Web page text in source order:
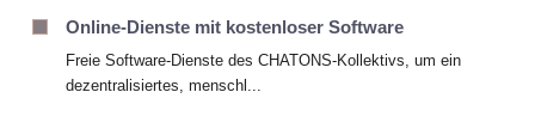
Online-Dienste mit kostenloser Software
Freie Software-Dienste des CHATONS-Kollektivs, um ein
dezentralisiertes, menschl...